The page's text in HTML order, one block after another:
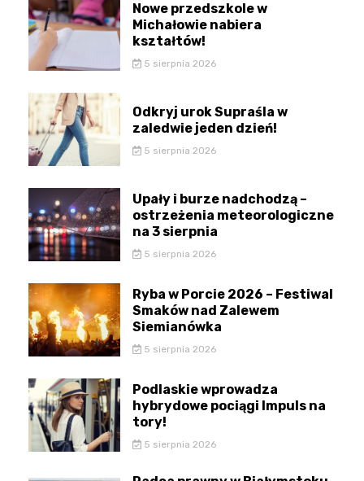
Nowe przedszkole w
Michałowie nabiera
kształtów!
5 sierpnia 2026
Odkryj urok Supraśla w
zaledwie jeden dzień!
5 sierpnia 2026
Upały i burze nadchodzą –
ostrzeżenia meteorologiczne
na 3 sierpnia
5 sierpnia 2026
Ryba w Porcie 2026 – Festiwal
Smaków nad Zalewem
Siemianówka
5 sierpnia 2026
Podlaskie wprowadza
hybrydowe pociągi Impuls na
tory!
5 sierpnia 2026